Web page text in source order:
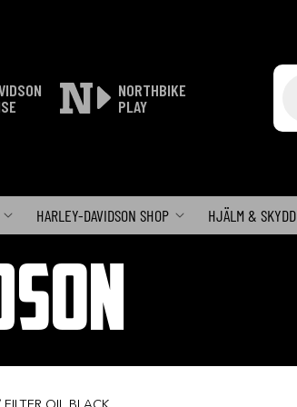
NORTHBIKE
PLAY
HARLEY-DAVIDSON SHOP HJÄLM & SKYDD